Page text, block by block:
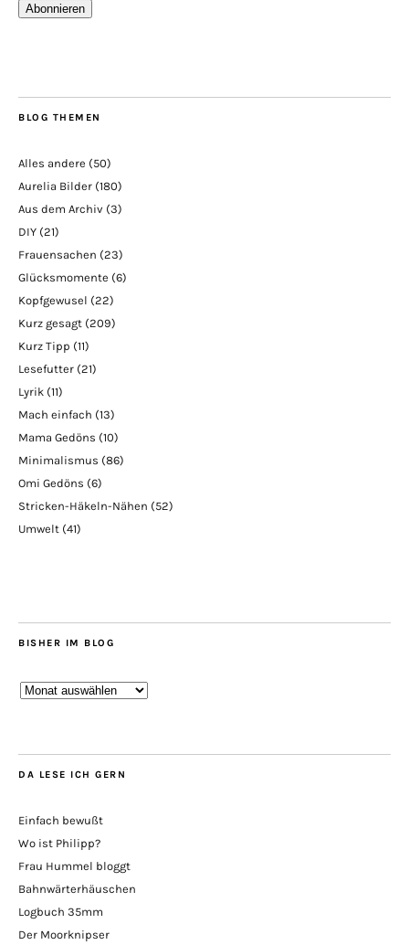
Abonnieren
BLOG THEMEN
Alles andere (50)
Aurelia Bilder (180)
Aus dem Archiv (3)
DIY (21)
Frauensachen (23)
Glücksmomente (6)
Kopfgewusel (22)
Kurz gesagt (209)
Kurz Tipp (11)
Lesefutter (21)
Lyrik (11)
Mach einfach (13)
Mama Gedöns (10)
Minimalismus (86)
Omi Gedöns (6)
Stricken-Häkeln-Nähen (52)
Umwelt (41)
BISHER IM BLOG
Bisher
DA LESE ICH GERN
Einfach bewußt
Wo ist Philipp?
Frau Hummel bloggt
Bahnwärterhäuschen
Logbuch 35mm
Der Moorknipser